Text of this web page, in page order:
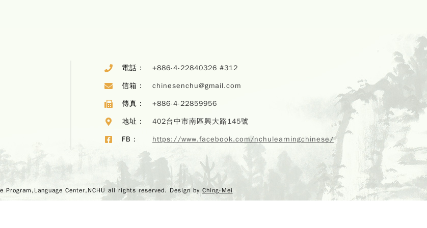
電話： +886-4-22840326 #312
信箱： chinesenchu@gmail.com
傳真： +886-4-22859956
地址： 402台中市南區興大路145號
FB： https://www.facebook.com/nchulearningchinese/
Program,Language Center,NCHU all rights reserved. Design by Ching-Mei